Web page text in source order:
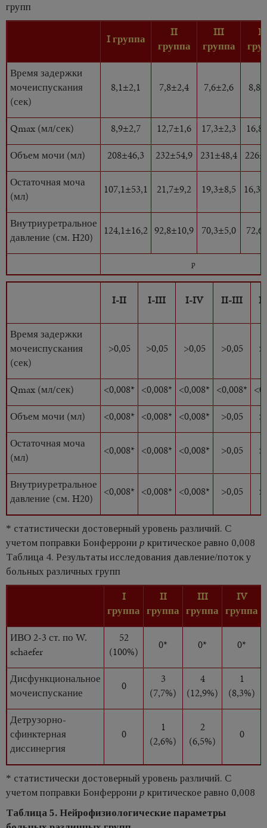
групп
Iгруппа
II
группа
III
группа
Время задержки
мочеиспускания
(сек)
8,1±2,1 7,8±2,4 7,6±2,6
Qmax (мл/сек) 8,9±2,7 12,7±1,6 17,3±2,3
Объем мочи (мл)
208±46,3 232±54,9 231±48,4
Остаточная моча
(мл)
107,1±53,1 21,7±9,2 19,3±8,5
Внутриуретральное
давление (см. H20)
124,1±16,2 92,8±10,9 70,3±5,0
p
I-II I-III I-IV II-III
Время задержки
мочеиспускания
(сек)
>0,05 >0,05 >0,05 >0,05
Qmax (мл/сек) <0,008* <0,008* <0,008* <0,008*
Объем мочи (мл)
<0,008* <0,008* <0,008* >0,05
Остаточная моча
(мл)
<0,008* <0,008* <0,008* >0,05
Внутриуретральное
давление (см. H20)
<0,008* <0,008* <0,008* >0,05
* статистически достоверный уровень различий. С
учетом поправки Бонферрони p критическое равно 0,008
Таблица 4. Результаты исследования давление/поток у
больных различных групп
I
группа
II
группа
III
группа
IV
группа
ИВО 2-3 ст. по W.
schаefer
52
(100%)
0* 0* 0*
Дисфункциональное
мочеиспускание
0
3
(7,7%)
4
(12,9%)
1
(8,3%)
Детрузорно-
сфинктерная
диссинергия
0
1
(2,6%)
2
(6,5%)
0
* статистически достоверный уровень различий. С
учетом поправки Бонферрони p критическое равно 0,008
Таблица 5. Нейрофизиологические параметры